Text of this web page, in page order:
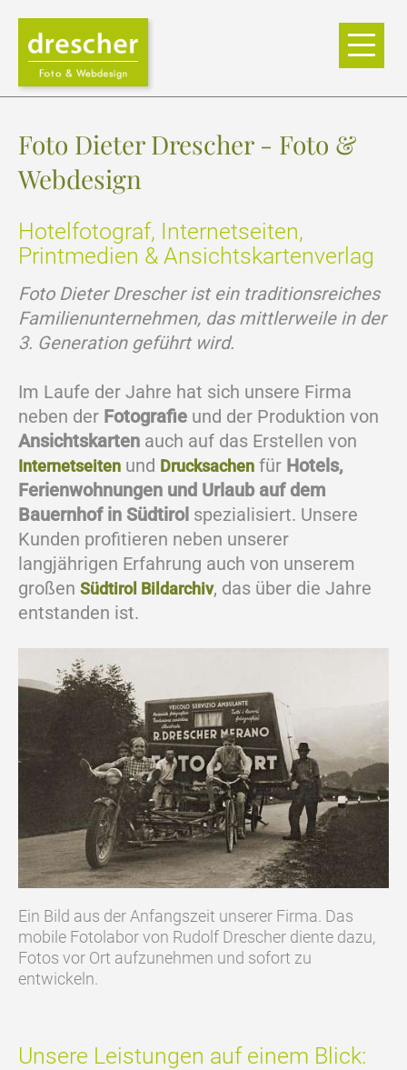
Foto Dieter Drescher - Foto &
Webdesign
Hotelfotograf, Internetseiten,
Printmedien & Ansichtskartenverlag
Foto Dieter Drescher ist ein traditionsreiches
Familienunternehmen, das mittlerweile in der
3. Generation geführt wird.
Im Laufe der Jahre hat sich unsere Firma
neben der Fotografie und der Produktion von
Ansichtskarten auch auf das Erstellen von
Internetseiten und Drucksachen für Hotels,
Ferienwohnungen und Urlaub auf dem
Bauernhof in Südtirol spezialisiert. Unsere
Kunden profitieren neben unserer
langjährigen Erfahrung auch von unserem
großen Südtirol Bildarchiv, das über die Jahre
entstanden ist.
Ein Bild aus der Anfangszeit unserer Firma. Das
mobile Fotolabor von Rudolf Drescher diente dazu,
Fotos vor Ort aufzunehmen und sofort zu
entwickeln.
Unsere Leistungen auf einem Blick: